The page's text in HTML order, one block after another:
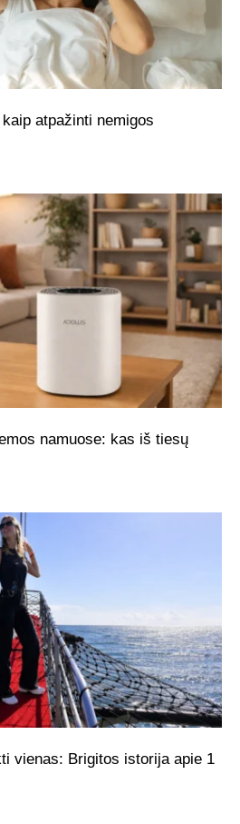
atpažinti nemigos
namuose: kas iš tiesų
vienas: Brigitos istorija apie 1